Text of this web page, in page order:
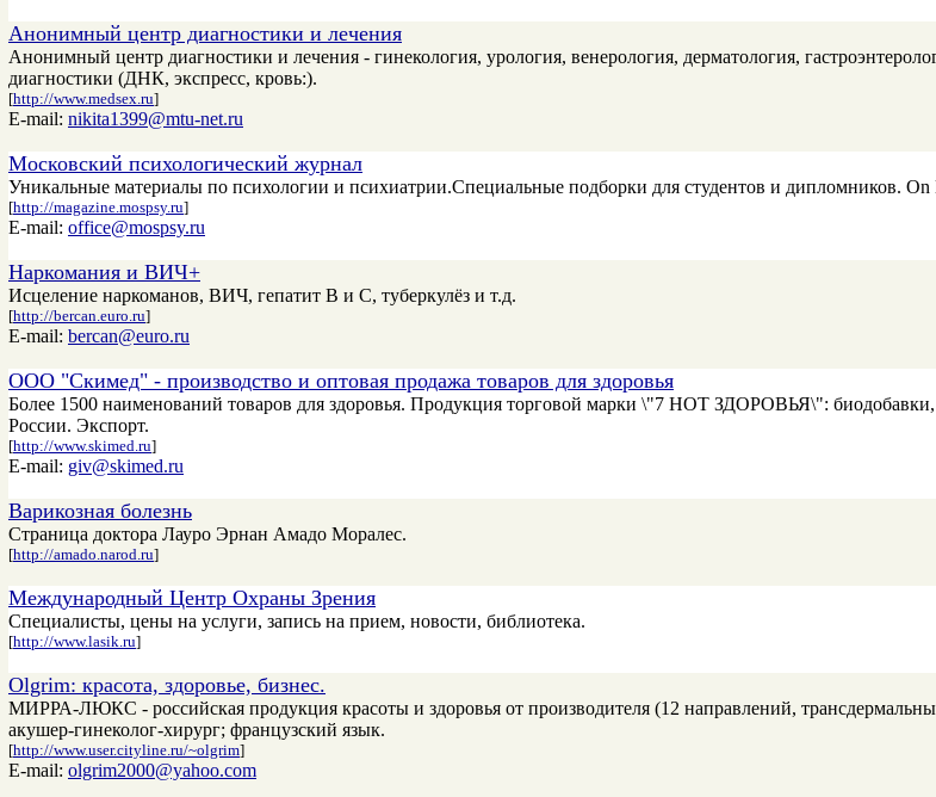
Анонимный центр диагностики и лечения
Анонимный центр диагностики и лечения - гинекология, урология, венерология, дерматология,
диагностики (ДНК, экспресс, кровь:).
[http://www.medsex.ru]
E-mail: nikita1399@mtu-net.ru
Московский психологический журнал
Уникальные материалы по психологии и психиатрии.Специальные подборки для студентов и дипломников. On
[http://magazine.mospsy.ru]
E-mail: office@mospsy.ru
Наркомания и ВИЧ+
Исцеление наркоманов, ВИЧ, гепатит В и С, туберкулёз и т.д.
[http://bercan.euro.ru]
E-mail: bercan@euro.ru
ООО "Скимед" - производство и оптовая продажа товаров для здоровья
Более 1500 наименований товаров для здоровья. Продукция торговой марки \"7 НОТ ЗДОРОВЬЯ\":
России. Экспорт.
[http://www.skimed.ru]
E-mail: giv@skimed.ru
Варикозная болезнь
Страница доктора Лауро Эрнан Амадо Моралес.
[http://amado.narod.ru]
Международный Центр Охраны Зрения
Специалисты, цены на услуги, запись на прием, новости, библиотека.
[http://www.lasik.ru]
Olgrim: красота, здоровье, бизнес.
МИРРА-ЛЮКС - российская продукция красоты и здоровья от производителя (12 направлений,
акушер-гинеколог-хирург; французский язык.
[http://www.user.cityline.ru/~olgrim]
E-mail: olgrim2000@yahoo.com